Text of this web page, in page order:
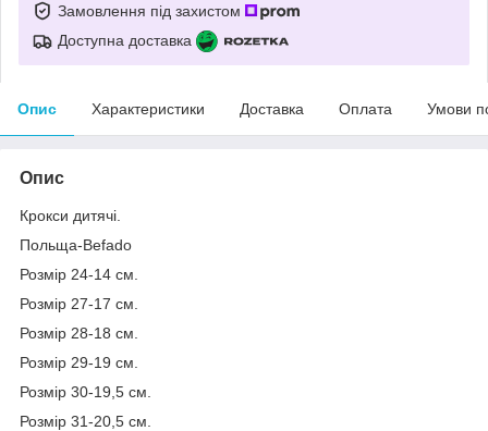
Замовлення під захистом
Доступна доставка
Опис Характеристики Доставка Оплата Умови
Опис
Крокси дитячі.
Польща-Befado
Розмір 24-14 см.
Розмір 27-17 см.
Розмір 28-18 см.
Розмір 29-19 см.
Розмір 30-19,5 см.
Розмір 31-20,5 см.